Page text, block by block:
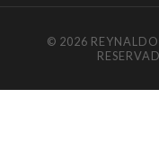
© 2026